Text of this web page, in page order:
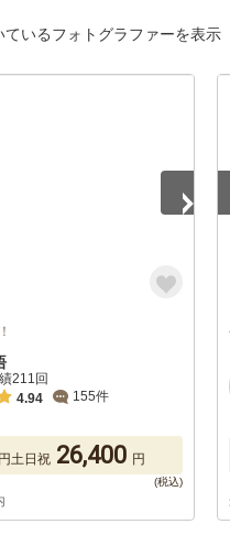
ているフォトグラファーを表示
211回
4.94
155件
円土日祝 26,400 円